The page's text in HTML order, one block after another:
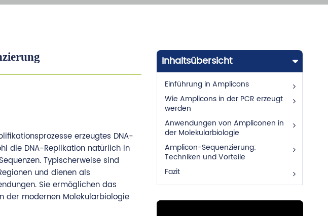
erzeugtes DNA-
die DNA-Replikation natürlich in
Typischerweise sind
und dienen als
Sie ermöglichen das
der modernen Molekularbiologie
Inhaltsübersicht
Einführung in Amplicons
Wie Amplicons in der PCR erzeugt
werden
Anwendungen von Ampliconen in
der Molekularbiologie
Amplicon-Sequenzierung:
Techniken und Vorteile
Fazit